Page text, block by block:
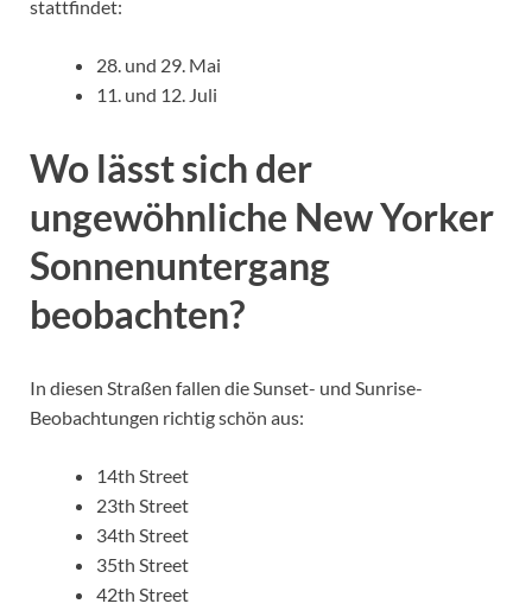
stattfindet:
28. und 29. Mai
11. und 12. Juli
Wo lässt sich der
ungewöhnliche New Yorker
Sonnenuntergang
beobachten?
In diesen Straßen fallen die Sunset- und Sunrise-
Beobachtungen richtig schön aus:
14th Street
23th Street
34th Street
35th Street
42th Street